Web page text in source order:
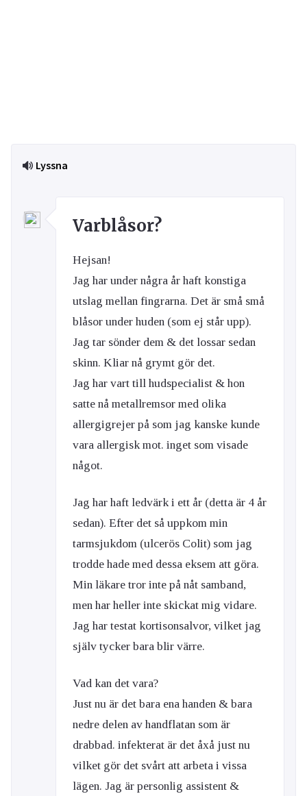
Lyssna
Varblåsor?
Hejsan!
Jag har under några år haft konstiga
utslag mellan fingrarna. Det är små små
blåsor under huden (som ej står upp).
Jag tar sönder dem & det lossar sedan
skinn. Kliar nå grymt gör det.
Jag har vart till hudspecialist & hon
satte nå metallremsor med olika
allergigrejer på som jag kanske kunde
vara allergisk mot. inget som visade
något.
Jag har haft ledvärk i ett år (detta är 4 år
sedan). Efter det så uppkom min
tarmsjukdom (ulcerös Colit) som jag
trodde hade med dessa eksem att göra.
Min läkare tror inte på nåt samband,
men har heller inte skickat mig vidare.
Jag har testat kortisonsalvor, vilket jag
själv tycker bara blir värre.
Vad kan det vara?
Just nu är det bara ena handen & bara
nedre delen av handflatan som är
drabbad. infekterat är det åxå just nu
vilket gör det svårt att arbeta i vissa
lägen. Jag är personlig assistent &